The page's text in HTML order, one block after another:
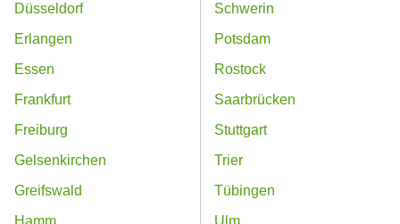
Düsseldorf
Erlangen
Essen
Frankfurt
Freiburg
Gelsenkirchen
Greifswald
Hamm
Schwerin
Potsdam
Rostock
Saarbrücken
Stuttgart
Trier
Tübingen
Ulm